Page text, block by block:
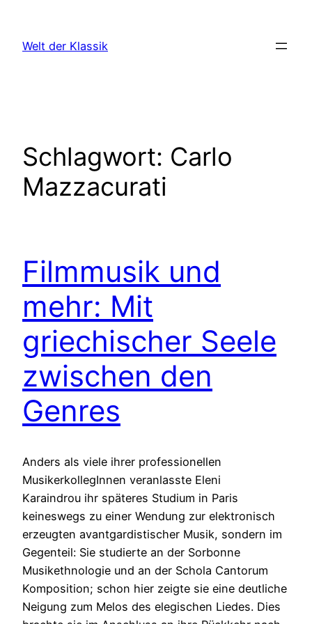
springen
Welt der Klassik
Schlagwort: Carlo
Mazzacurati
Filmmusik und
mehr: Mit
griechischer Seele
zwischen den
Genres
Anders als viele ihrer professionellen
MusikerkollegInnen veranlasste Eleni
Karaindrou ihr späteres Studium in Paris
keineswegs zu einer Wendung zur elektronisch
erzeugten avantgardistischer Musik, sondern im
Gegenteil: Sie studierte an der Sorbonne
Musikethnologie und an der Schola Cantorum
Komposition; schon hier zeigte sie eine deutliche
Neigung zum Melos des elegischen Liedes. Dies